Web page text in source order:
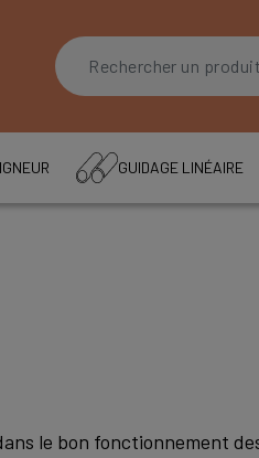
GUIDAGE LINÉAIRE
le bon fonctionnement